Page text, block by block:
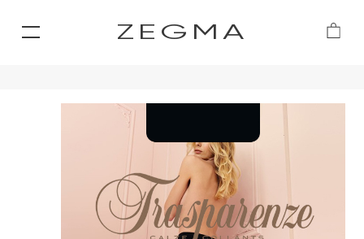
ZEGMA